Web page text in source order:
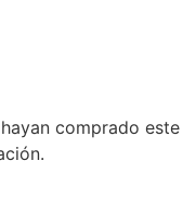
comprado este